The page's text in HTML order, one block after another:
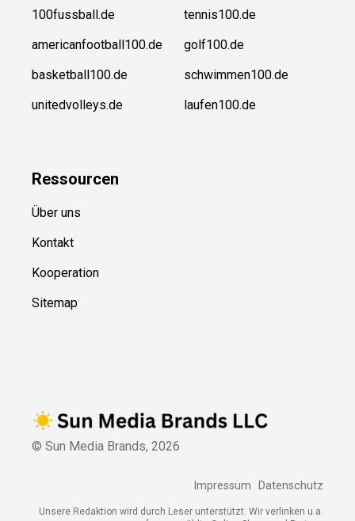
100fussball.de
americanfootball100.de
basketball100.de
unitedvolleys.de
tennis100.de
golf100.de
schwimmen100.de
laufen100.de
Ressourcen
Über uns
Kontakt
Kooperation
Sitemap
© Sun Media Brands, 2026
Impressum Datenschutz
Unsere Redaktion wird durch Leser unterstützt. Wir verlinken u.a.